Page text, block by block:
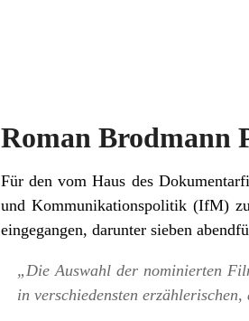
Roman Brodmann
Für den vom Haus des
und Kommunikationspolitik (IfM)
eingegangen, darunter sieben
„Die Auswahl der nominierten
in verschiedensten